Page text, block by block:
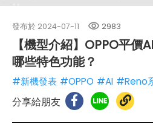
發布於 2024-07-11 2983
【機型介紹】OPPO平價
哪些特色功能？
#新機發表 #OPPO #AI #Reno
分享給朋友